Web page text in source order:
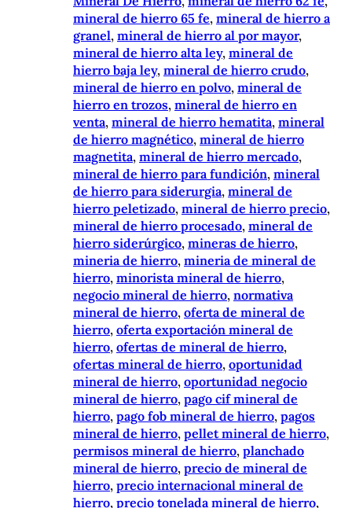
mineral de hierro 65 fe, mineral de hierro a
granel, mineral de hierro al por mayor
mineral de hierro alta ley, mineral de
hierro baja ley, mineral de hierro crudo
mineral de hierro en polvo, mineral de
hierro en trozos, mineral de hierro en
venta, mineral de hierro hematita, mineral
de hierro magnético, mineral de hierro
magnetita, mineral de hierro mercado
mineral de hierro para fundición, mineral
de hierro para siderurgia, mineral de
hierro peletizado, mineral de hierro precio
mineral de hierro procesado, mineral de
hierro siderúrgico, mineras de hierro
mineria de hierro, mineria de mineral de
hierro, minorista mineral de hierro
negocio mineral de hierro, normativa
mineral de hierro, oferta de mineral de
hierro, oferta exportación mineral de
hierro, ofertas de mineral de hierro
ofertas mineral de hierro, oportunidad
mineral de hierro, oportunidad negocio
mineral de hierro, pago cif mineral de
hierro, pago fob mineral de hierro, pagos
mineral de hierro, pellet mineral de hierro
permisos mineral de hierro, planchado
mineral de hierro, precio de mineral de
hierro, precio internacional mineral de
hierro, precio tonelada mineral de hierro